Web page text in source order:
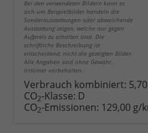
Bei den verwendeten Bildern kann es
sich um Beispielbilder handeln die
Sonderausstattungen oder abweichende
Ausstattung zeigen, welche nur gegen
Aufpreis zu erhalten sind. Die
schriftliche Beschreibung ist
entscheidend, nicht die gezeigten Bilder.
Alle Angaben sind ohne Gewähr.
Irrtümer vorbehalten.
Verbrauch kombiniert:
CO2-Klasse: D
CO2-Emissionen: 129,00 g/